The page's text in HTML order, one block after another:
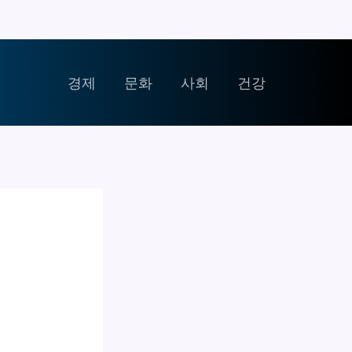
경제 문화 사회 건강